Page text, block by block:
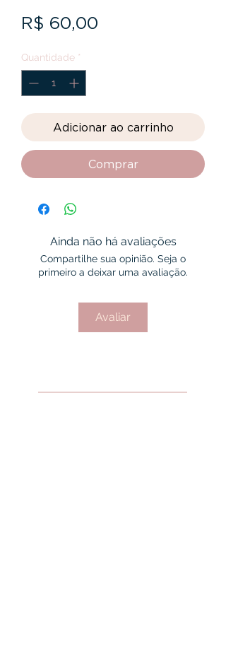
R$ 60,00
Quantidade *
Adicionar ao carrinho
Comprar
Ainda não há avaliações
Compartilhe sua opinião. Seja o
primeiro a deixar uma avaliação.
Avaliar